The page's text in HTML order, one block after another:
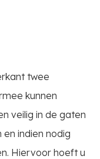
twee
kunnen
veilig in de gaten
indien nodig
Hiervoor hoeft u